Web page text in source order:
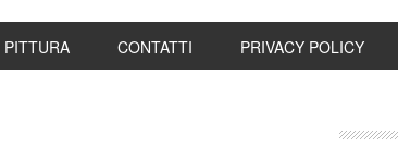
PITTURA CONTATTI PRIVACY POLICY